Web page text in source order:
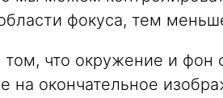
фокуса, тем
что окружение и фон
на окончательное